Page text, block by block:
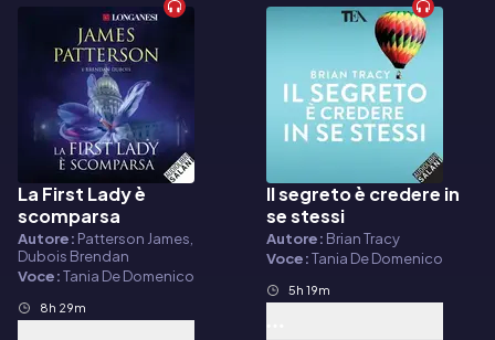
Audiolibro
La First Lady è
scomparsa
Autore: Patterson James,
Dubois Brendan
Voce:Tania De Domenico
8h 29m
Audiolibro
Il segreto è credere in
se stessi
Autore: Brian Tracy
Voce:Tania De Domenico
5h 19m